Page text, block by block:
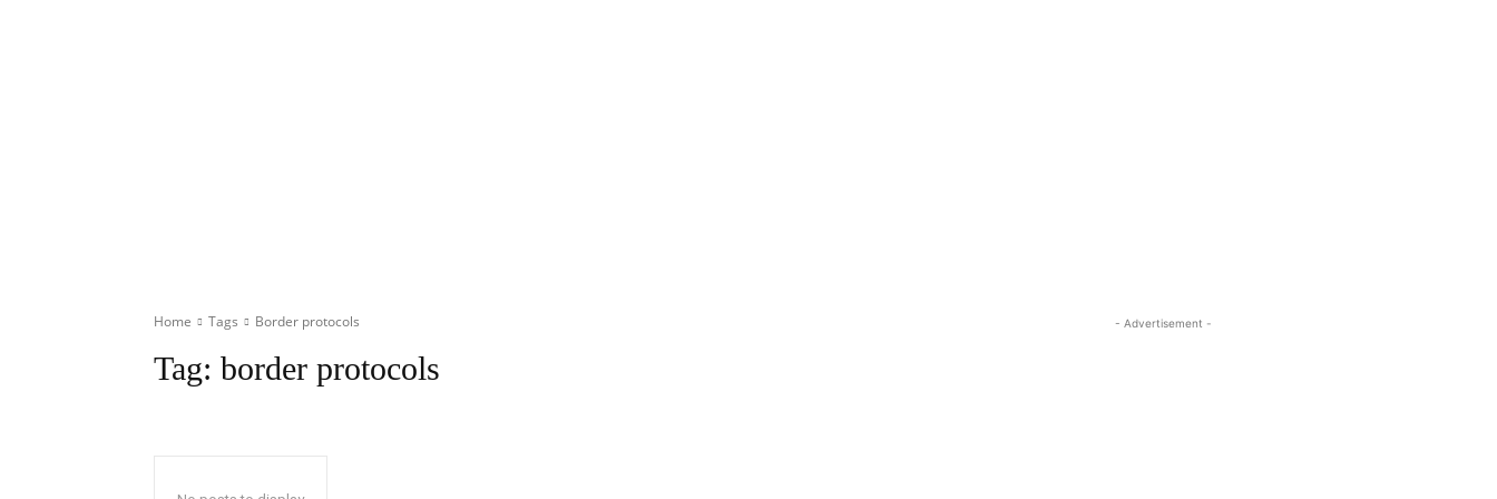
Home Tags Border protocols
Tag: border protocols
- Advertisement -